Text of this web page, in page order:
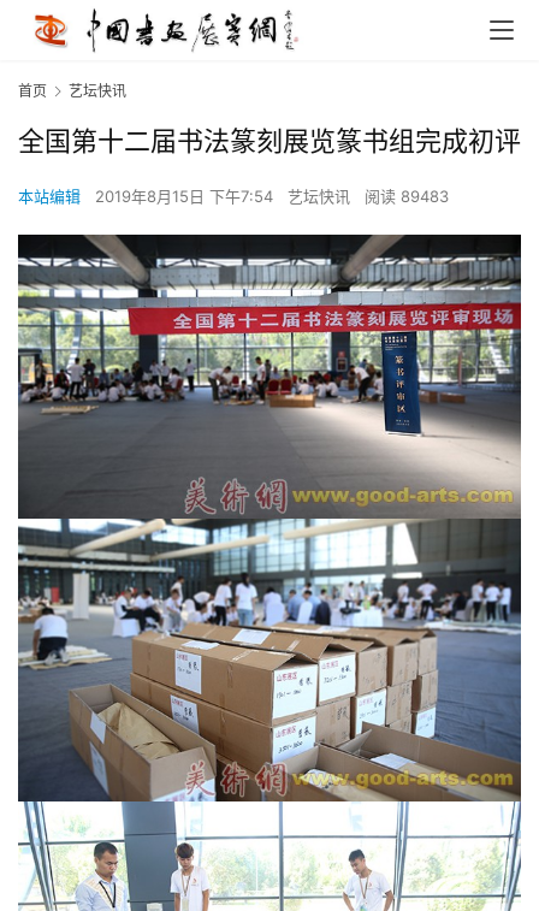
首
页
首页 艺坛快讯
全国第十二届书法篆刻展览篆书组完成初评
本站编辑 2019年8月15日 下午7:54 艺坛快讯 阅读 89483